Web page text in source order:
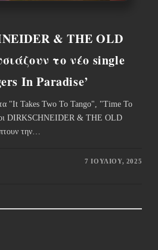
& THE OLD
το νέο single
In Paradise’
"It Takes Two To Tango", "Time To
DIRKSCHNEIDER & THE OLD
την…
7 ΙΟΥΛΊΟΥ, 2025